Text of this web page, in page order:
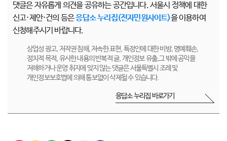
댓글은 자유롭게 의견을 공유하는 공간입니다. 서울시 정책에 대한
신고·제안·건의 등은응답소 누리집(전자민원사이트)을 이용하여
신청해주시기 바랍니다.
상업성 광고, 저작권 침해, 저속한 표현, 특정인에 대한 비방, 명예훼손,
정치적 목적, 유사한 내용의 반복적 글, 개인정보 유출,그 밖에 공익을
저해하거나 운영 취지에 맞지 않는 댓글은 서울특별시 조례 및
개인정보보호법에 의해 통보없이 삭제될 수 있습니다.
응답소 누리집 바로가기